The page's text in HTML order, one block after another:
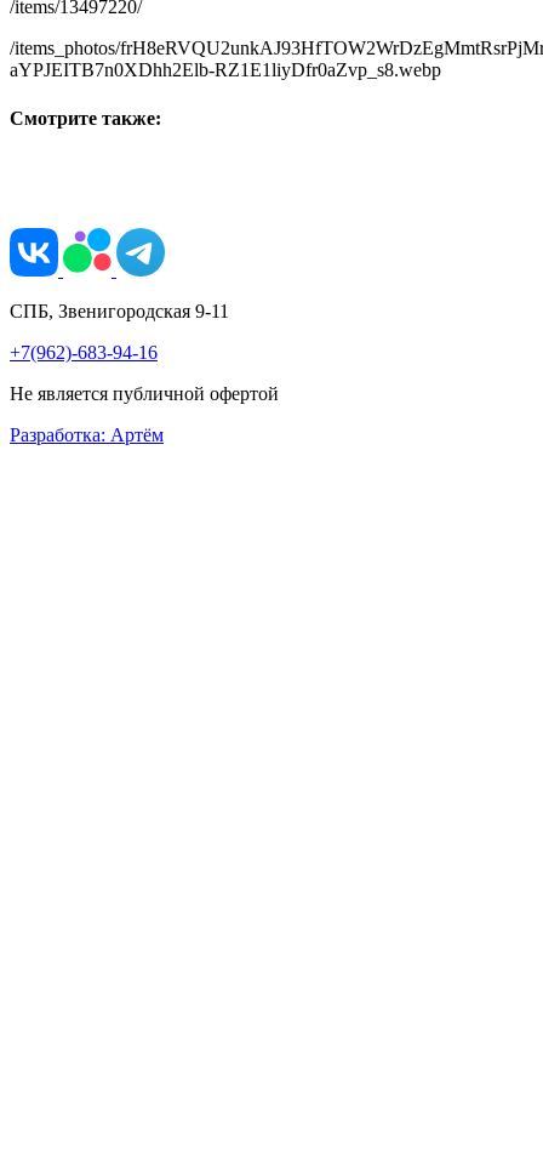
/items/13497220/
/items_photos/
aYPJEITB7n0XDhh2Elb-RZ1E1liyDfr0aZvp_s8.webp
Смотрите также:
СПБ, Звенигородская 9-11
+7(962)-683-94-16
Не является публичной офертой
Разработка: Артём